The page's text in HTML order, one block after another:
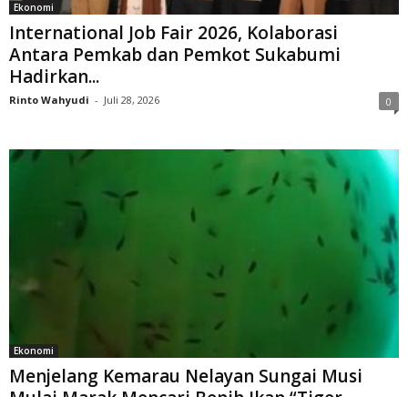
Ekonomi
International Job Fair 2026, Kolaborasi
Antara Pemkab dan Pemkot Sukabumi
Hadirkan...
Rinto Wahyudi - Juli 28, 2026 0
Ekonomi
Menjelang Kemarau Nelayan Sungai Musi